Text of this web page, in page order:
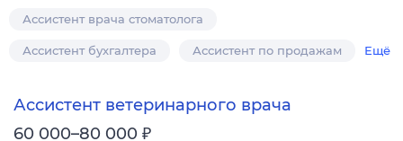
Ассистент врача стоматолога
Ассистент бухгалтера Ассистент по продажам Ещё
Ассистент ветеринарного врача
60 000–80 000 ₽